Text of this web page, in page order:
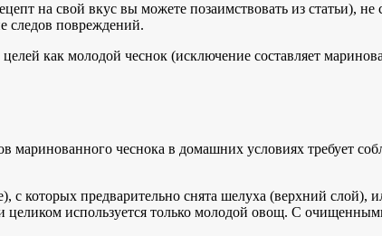
на свой вкус вы можете позаимствовать из статьи),
следов повреждений.
как молодой чеснок (исключение составляет
чеснока в домашних условиях требует
с которых предварительно снята шелуха (верхний
используется только молодой овощ. С